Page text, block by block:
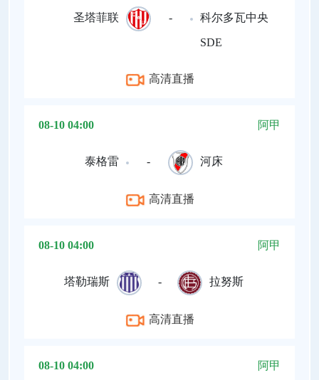
圣塔菲联 - 科尔多瓦中央
SDE
高清直播
08-10 04:00 阿甲
泰格雷 - 河床
高清直播
08-10 04:00 阿甲
塔勒瑞斯 - 拉努斯
高清直播
08-10 04:00 阿甲